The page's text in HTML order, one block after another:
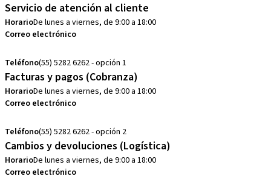
Servicio de atención al cliente
HorarioDe lunes a viernes, de 9:00 a 18:00
Correo electrónico
Teléfono(55) 5282 6262 - opción 1
Facturas y pagos (Cobranza)
HorarioDe lunes a viernes, de 9:00 a 18:00
Correo electrónico
Teléfono(55) 5282 6262 - opción 2
Cambios y devoluciones (Logística)
HorarioDe lunes a viernes, de 9:00 a 18:00
Correo electrónico